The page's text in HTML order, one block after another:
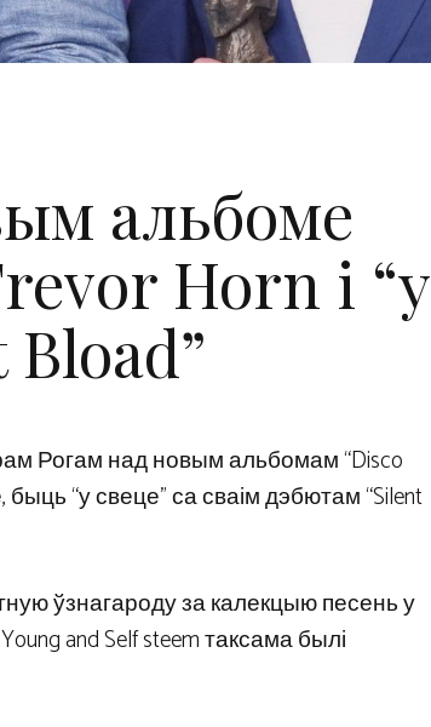
альбоме
Horn і “у
Рогам над новым альбомам “Disco
“у свеце” са сваім дэбютам “Silent
ўзнагароду за калекцыю песень у
and Self steem таксама былі